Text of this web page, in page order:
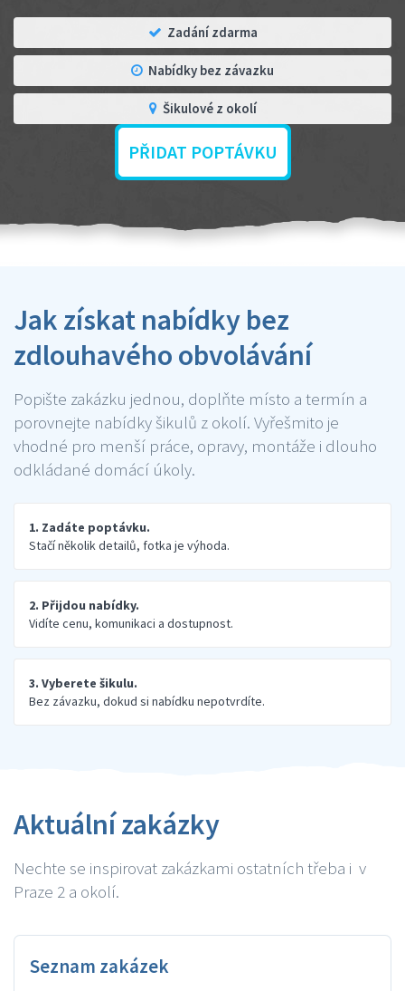
Zadání zdarma
Nabídky bez závazku
Šikulové z okolí
PŘIDAT POPTÁVKU
Jak získat nabídky bez
zdlouhavého obvolávání
Popište zakázku jednou, doplňte místo a termín a
porovnejte nabídky šikulů z okolí. Vyřešmito je
vhodné pro menší práce, opravy, montáže i dlouho
odkládané domácí úkoly.
1. Zadáte poptávku.
Stačí několik detailů, fotka je výhoda.
2. Přijdou nabídky.
Vidíte cenu, komunikaci a dostupnost.
3. Vyberete šikulu.
Bez závazku, dokud si nabídku nepotvrdíte.
Aktuální zakázky
Nechte se inspirovat zakázkami ostatních třeba i v
Praze 2 a okolí.
Seznam zakázek